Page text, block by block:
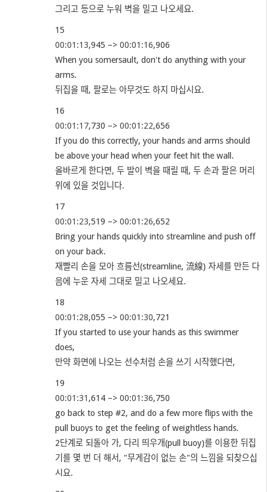
그리고 등으로 누워 벽을 밀고 나오세요.
15
00:01:13,945 –>00:01:16,906
When you somersault, don't do anything with your
arms.
뒤집을 때, 팔로는 아무것도 하지 마십시요.
16
00:01:17,730 –>00:01:22,656
If you do this correctly, your hands and arms should
be above your head when your feet hit the wall.
올바르게 한다면, 두 발이 벽을 때릴 때, 두 손과 팔은 머리
위에 있을 것입니다.
17
00:01:23,519 –>00:01:26,652
Bring your hands quickly into streamline and push off
on your back.
재빨리 손을 모아 흐름선(streamline, 流線) 자세를 만든 다
음에 누운 자세 그대로 밀고 나오세요.
18
00:01:28,055 –>00:01:30,721
If you started to use your hands as this swimmer
does,
만약 화면에 나오는 선수처럼 손을 쓰기 시작했다면,
19
00:01:31 ,614 –>00:01:36,750
go back to step #2, and do a few more flips with the
pull buoys to get the feeling of weightless hands.
2단계로 되돌아 가, 다리 띄우개(pull buoy)를 이용한 뒤집
기를 몇 번 더 해서, "무게감이 없는 손"의 느낌을 되찾으십
시요.